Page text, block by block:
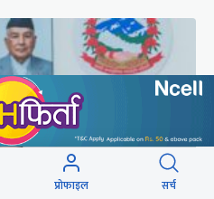
प्रोफाइल सर्च